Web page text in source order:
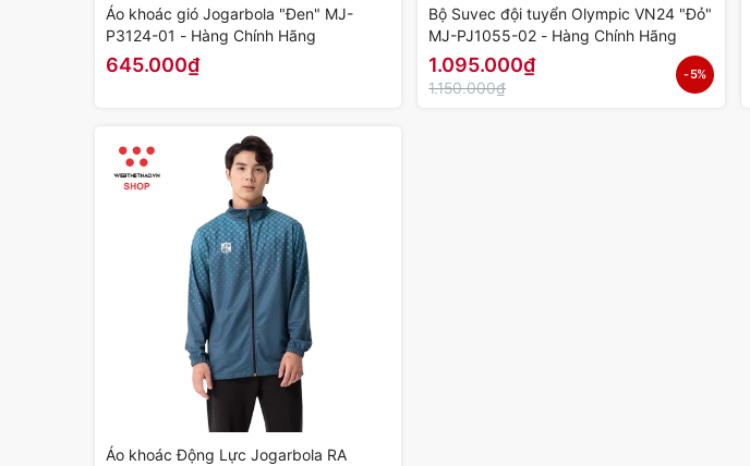
Áo khoác gió Jogarbola "Đen" MJ-
P3124-01 - Hàng Chính Hãng
645.000₫
Bộ Suvec đội tuyển Olympic VN24 "Đỏ"
MJ-PJ1055-02 - Hàng Chính Hãng
1.095.000₫
1.150.000₫
- 5%
Áo khoác Động Lực Jogarbola RA